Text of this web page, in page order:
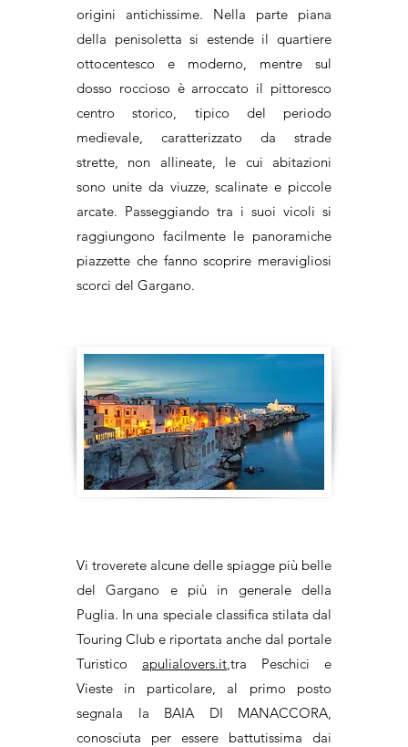
origini antichissime. Nella parte piana
della penisoletta si estende il quartiere
ottocentesco e moderno, mentre sul
dosso roccioso è arroccato il pittoresco
centro storico, tipico del periodo
medievale, caratterizzato da strade
strette, non allineate, le cui abitazioni
sono unite da viuzze, scalinate e piccole
arcate. Passeggiando tra i suoi vicoli si
raggiungono facilmente le panoramiche
piazzette che fanno scoprire meravigliosi
scorci del Gargano.
Vi troverete alcune delle spiagge più belle
del Gargano e più in generale della
Puglia. In una speciale classifica stilata dal
Touring Club e riportata anche dal portale
Turistico apulialovers.it,tra Peschici e
Vieste in particolare, al primo posto
segnala la BAIA DI MANACCORA,
conosciuta per essere battutissima dai